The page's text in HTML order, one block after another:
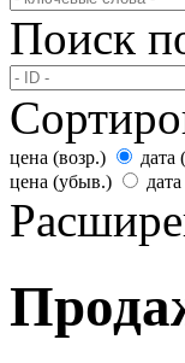
Поиск
цена (возр.)
дата
цена (убыв.)